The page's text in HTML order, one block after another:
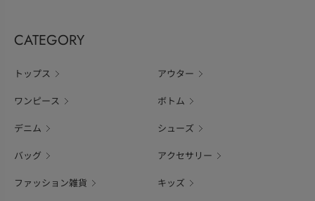
CATEGORY
トップス アウター
ワンピース ボトム
デニム シューズ
バッグ アクセサリー
ファッション雑貨 キッズ